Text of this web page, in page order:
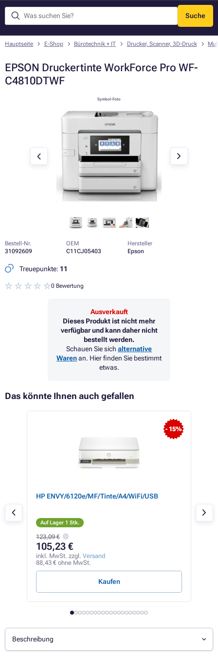
Suche
Menü
Hauptseite E-Shop Bürotechnik + IT Drucker, Scanner, 3D-Druck
EPSON Druckertinte WorkForce Pro WF-
C4810DTWF
Symbol-Foto
Bestell-Nr.
31092609
OEM
C11CJ05403
Hersteller
Epson
Treuepunkte: 11
0 Bewertung
Ausverkauft
Dieses Produkt ist nicht mehr
verfügbar und kann daher nicht
bestellt werden.
Schauen Sie sich alternative
Warenan. Hier finden Sie bestimmt
etwas.
Das könnte Ihnen auch gefallen
- 15%
HP ENVY/6120e/MF/Tinte/A4/WiFi/USB
Auf Lager 1 Stk.
123,09 €
105,23 €
inkl. MwSt. zzgl. Versand
88,43 € ohne MwSt.
Kaufen
Beschreibung